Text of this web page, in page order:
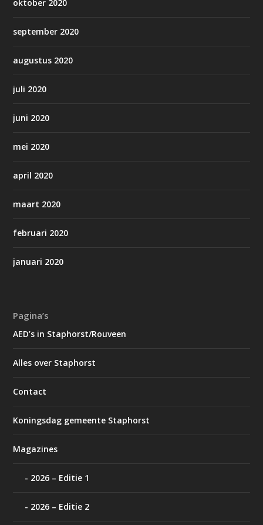
oktober 2020
september 2020
augustus 2020
juli 2020
juni 2020
mei 2020
april 2020
maart 2020
februari 2020
januari 2020
Pagina’s
AED’s in Staphorst/Rouveen
Alles over Staphorst
Contact
Koningsdag gemeente Staphorst
Magazines
2026 – Editie 1
2026 – Editie 2